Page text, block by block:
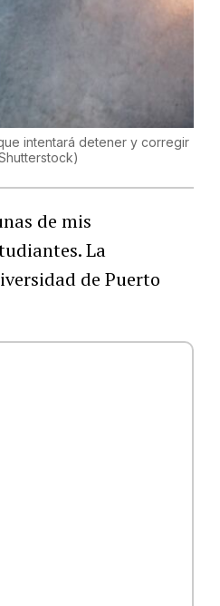
intentará detener y corregir
)
de mis
La
de Puerto